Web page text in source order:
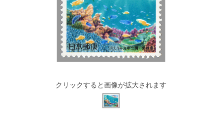
クリックすると画像が拡大されます